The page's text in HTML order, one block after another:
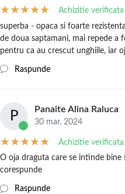
Achizitie verificata
superba - opaca si foarte
de doua saptamani, mai repede a
pentru ca au crescut unghiile, iar
Raspunde
P Panaite Alina Raluca
30 mar. 2024
Achizitie verificata
O oja draguta care se intinde
corespunde
Raspunde